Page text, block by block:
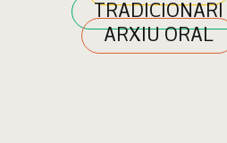
TRADICIONARI
ARXIU ORAL